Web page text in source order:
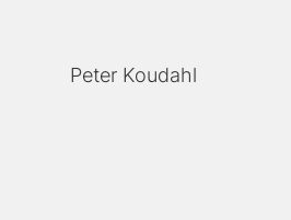
Peter Koudahl